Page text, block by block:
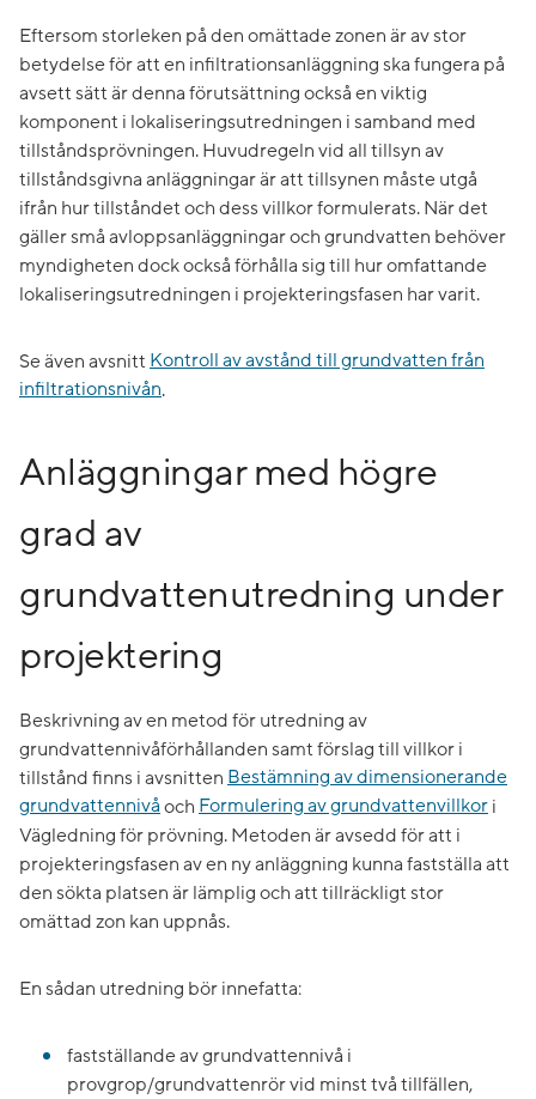
Eftersom storleken på den omättade zonen är av stor
betydelse för att en infiltrationsanläggning ska fungera på
avsett sätt är denna förutsättning också en viktig
komponent i lokaliseringsutredningen i samband med
tillståndsprövningen. Huvudregeln vid all tillsyn av
tillståndsgivna anläggningar är att tillsynen måste utgå
ifrån hur tillståndet och dess villkor formulerats. När det
gäller små avloppsanläggningar och grundvatten behöver
myndigheten dock också förhålla sig till hur omfattande
lokaliseringsutredningen i projekteringsfasen har varit.
Se även avsnitt Kontroll av avstånd till grundvatten från
infiltrationsnivån.
Anläggningar med högre
grad av
grundvattenutredning under
projektering
Beskrivning av en metod för utredning av
grundvattennivåförhållanden samt förslag till villkor i
tillstånd finns i avsnitten Bestämning av dimensionerande
grundvattennivå och Formulering av grundvattenvillkor i
Vägledning för prövning. Metoden är avsedd för att i
projekteringsfasen av en ny anläggning kunna fastställa att
den sökta platsen är lämplig och att tillräckligt stor
omättad zon kan uppnås.
En sådan utredning bör innefatta:
fastställande av grundvattennivå i
provgrop/grundvattenrör vid minst två tillfällen,